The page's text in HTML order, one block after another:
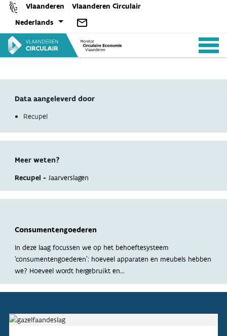
Skip
content
Vlaanderen
Vlaanderen Circulair
Nederlands
ANALYSES
BELEID
CE-TOOLS
OVER
INDICATOREN
Data aangeleverd door
Recupel
Meer weten?
Recupel - Jaarverslagen
Consumenten­goederen
In deze laag focussen we op het behoeftesysteem
‘consumentengoederen’: hoeveel apparaten en meubels hebben
we? Hoeveel wordt hergebruikt en...